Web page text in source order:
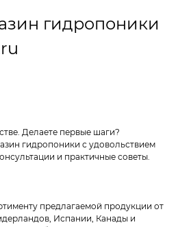
гидропоники
Делаете первые шаги?
гидропоники с удовольствием
и практичные советы.
предлагаемой продукции от
Испании, Канады и